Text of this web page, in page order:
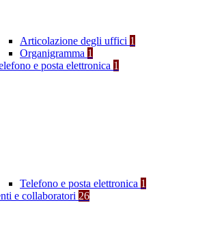
Articolazione degli uffici 1
Organigramma 1
e posta elettronica 1
Telefono e posta elettronica 1
e collaboratori 26